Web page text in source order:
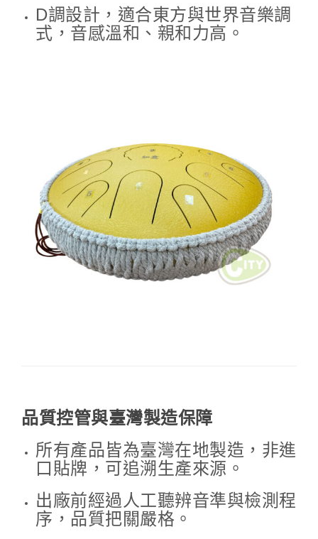
D調設計，適合東方與世界音樂調
式，音感溫和、親和力高。
品質控管與臺灣製造保障
所有產品皆為臺灣在地製造，非進
口貼牌，可追溯生產來源。
出廠前經過人工聽辨音準與檢測程
序，品質把關嚴格。